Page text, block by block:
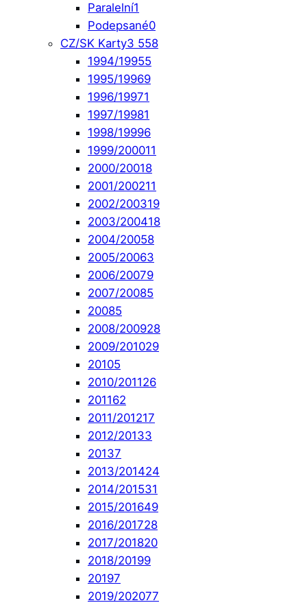
Paralelní1
Podepsané0
CZ/SK Karty3 558
1994/19955
1995/19969
1996/19971
1997/19981
1998/19996
1999/200011
2000/20018
2001/200211
2002/200319
2003/200418
2004/20058
2005/20063
2006/20079
2007/20085
20085
2008/200928
2009/201029
20105
2010/201126
201162
2011/201217
2012/20133
20137
2013/201424
2014/201531
2015/201649
2016/201728
2017/201820
2018/20199
20197
2019/202077